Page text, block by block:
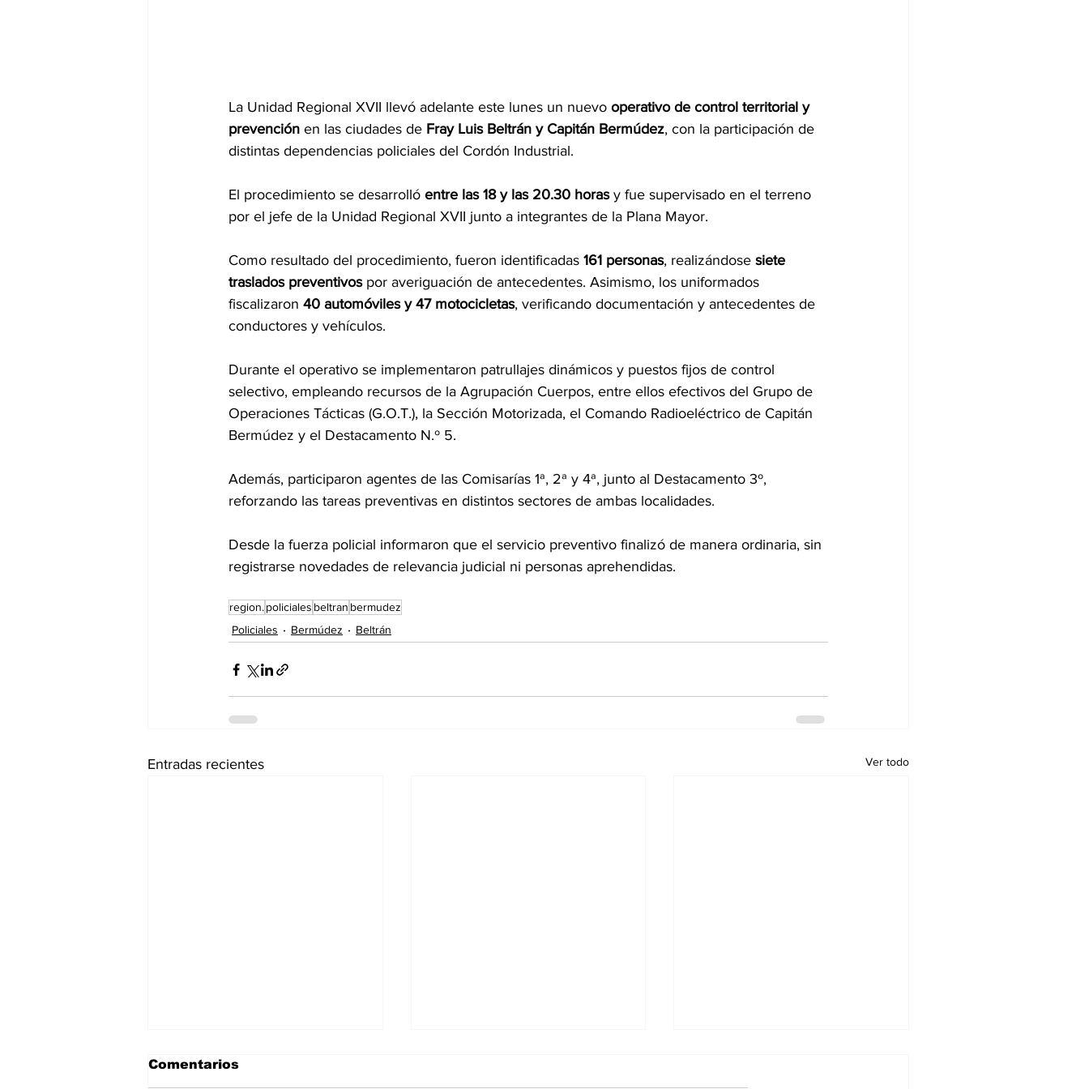
La Unidad Regional XVII llevó adelante este lunes un nuevo operativo de control territorial y
prevención en las ciudades de Fray Luis Beltrán y Capitán Bermúdez, con la participación de
distintas dependencias policiales del Cordón Industrial.
El procedimiento se desarrolló entre las 18 y las 20.30 horas y fue supervisado en el terreno
por el jefe de la Unidad Regional XVII junto a integrantes de la Plana Mayor.
Como resultado del procedimiento, fueron identificadas 161 personas, realizándose siete
traslados preventivos por averiguación de antecedentes. Asimismo, los uniformados
fiscalizaron 40 automóviles y 47 motocicletas, verificando documentación y antecedentes de
conductores y vehículos.
Durante el operativo se implementaron patrullajes dinámicos y puestos fijos de control
selectivo, empleando recursos de la Agrupación Cuerpos, entre ellos efectivos del Grupo de
Operaciones Tácticas (G.O.T.), la Sección Motorizada, el Comando Radioeléctrico de Capitán
Bermúdez y el Destacamento N.º 5.
Además, participaron agentes de las Comisarías 1ª, 2ª y 4ª, junto al Destacamento 3º,
reforzando las tareas preventivas en distintos sectores de ambas localidades.
Desde la fuerza policial informaron que el servicio preventivo finalizó de manera ordinaria, sin
registrarse novedades de relevancia judicial ni personas aprehendidas.
region. policiales beltran bermudez
Policiales
Bermúdez Beltrán
Entradas recientes Ver todo
Comentarios